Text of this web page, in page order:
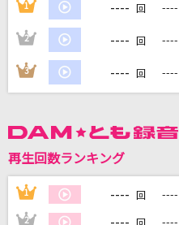
カラオケ最新
1 ---- 回 ----
2 ---- 回 ----
3 ---- 回 ----
再生回数ランキング
1 ---- 回 ----
2 ---- ----